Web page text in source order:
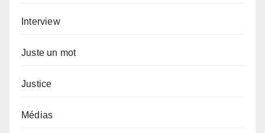
Interview
Juste un mot
Justice
Médias